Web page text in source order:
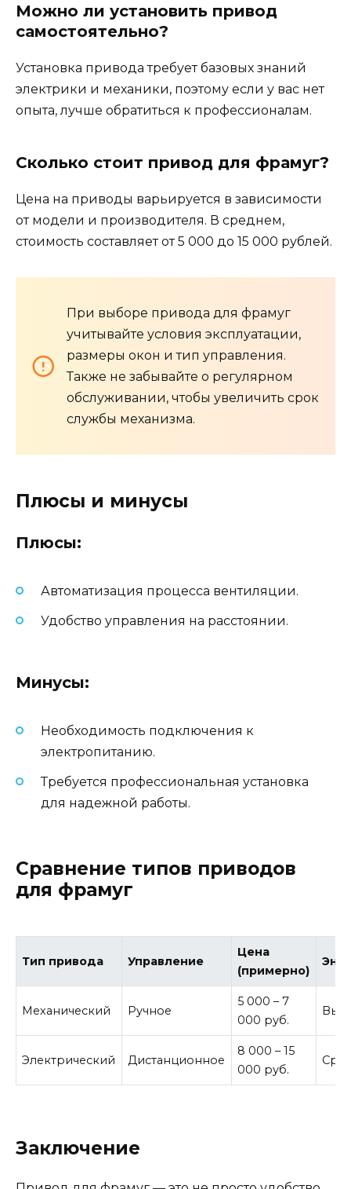
Можно ли установить привод
самостоятельно?
Установка привода требует базовых знаний
электрики и механики, поэтому если у вас нет
опыта, лучше обратиться к профессионалам.
Сколько стоит привод для фрамуг?
Цена на приводы варьируется в зависимости
от модели и производителя. В среднем,
стоимость составляет от 5 000 до 15 000 рублей.
При выборе привода для фрамуг
учитывайте условия эксплуатации,
размеры окон и тип управления.
Также не забывайте о регулярном
обслуживании, чтобы увеличить срок
службы механизма.
Плюсы и минусы
Плюсы:
Автоматизация процесса вентиляции.
Удобство управления на расстоянии.
Минусы:
Необходимость подключения к
электропитанию.
Требуется профессиональная установка
для надежной работы.
Сравнение типов приводов
для фрамуг
Тип привода Управление
Цена
(примерно)
Механический Ручное
5 000 – 7
000 руб.
Электрический Дистанционное
8 000 – 15
000 руб.
Заключение